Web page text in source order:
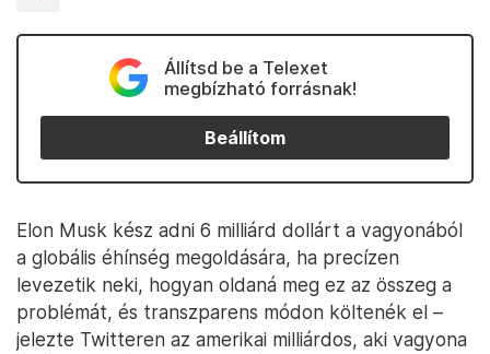
Állítsd be a Telexet
megbízható forrásnak!
Beállítom
Elon Musk kész adni 6 milliárd dollárt a vagyonából
a globális éhínség megoldására, ha precízen
levezetik neki, hogyan oldaná meg ez az összeg a
problémát, és transzparens módon költenék el –
jelezte Twitteren az amerikai milliárdos, aki vagyona